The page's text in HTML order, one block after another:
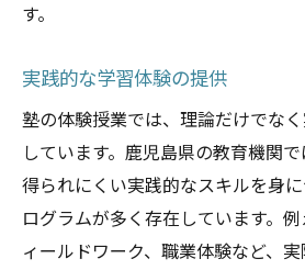
す。
実践的な学習体験の提供
塾の体験授業では、理論だけでな
しています。鹿児島県の教育機関
得られにくい実践的なスキルを身
ログラムが多く存在しています。
ィールドワーク、職業体験など、